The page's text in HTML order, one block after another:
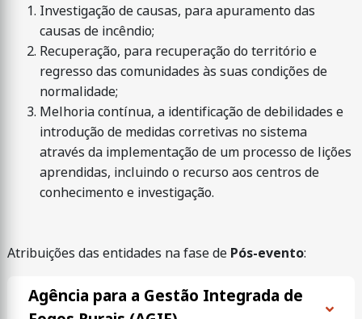
Investigação de causas, para apuramento das
causas de incêndio;
Recuperação, para recuperação do território e
regresso das comunidades às suas condições de
normalidade;
Melhoria contínua, a identificação de debilidades e
introdução de medidas corretivas no sistema
através da implementação de um processo de lições
aprendidas, incluindo o recurso aos centros de
conhecimento e investigação.
Atribuições das entidades na fase de Pós-evento:
Agência para a Gestão Integrada de